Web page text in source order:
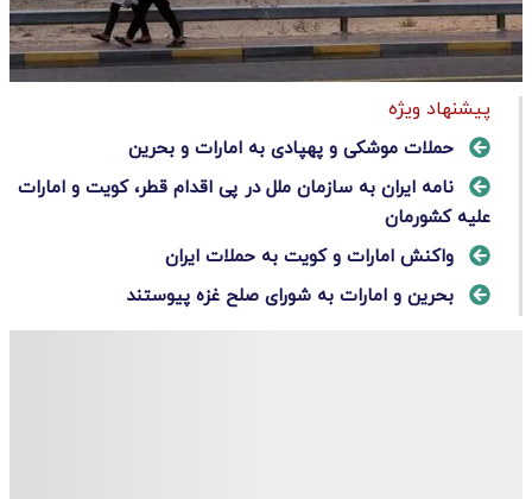
پیشنهاد ویژه
حملات موشکی و پهپادی به امارات و بحرین
نامه ایران به سازمان ملل در پی اقدام قطر، کویت و امارات
علیه کشورمان
واکنش امارات و کویت به حملات ایران
بحرین و امارات به شورای صلح غزه پیوستند